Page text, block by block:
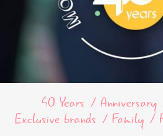
40 Years Anniversary
Exclusive brands
Family